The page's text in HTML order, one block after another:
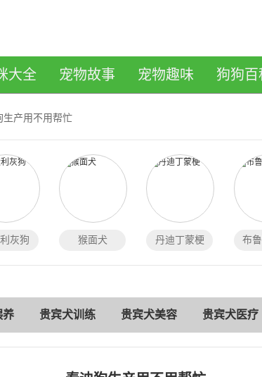
大全 宠物故事 宠物趣味 狗狗百
生产用不用帮忙
灰狗 猴面犬 丹迪丁蒙梗 布
养 贵宾犬训练 贵宾犬美容 贵宾犬医疗